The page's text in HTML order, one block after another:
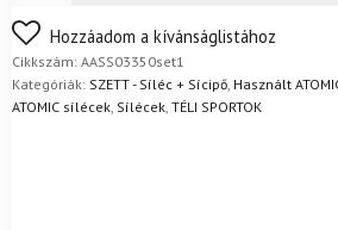
Nem biztos a választásában? Semmi
egyszerűen visszaküldheti 14 napon
Mik a visszaküldés feltételei?
Hozzáadom a kívánságlistához
Cikkszám: AASS03350set1
Kategóriák: SZETT - Síléc + Sícipő, Használt
ATOMIC sílécek, Sílécek, TÉLI SPORTOK